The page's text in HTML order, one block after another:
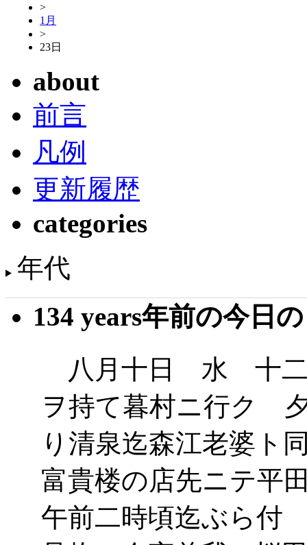
>
1月
>
23日
about
前言
凡例
更新履歴
categories
年代
134 years年前の今日
八月十日 水 十二
ヲ持て暮村ニ行ク
り清泉迄森江老婆
富貴楼の店先ニテ
午前二時頃迄ぶら付